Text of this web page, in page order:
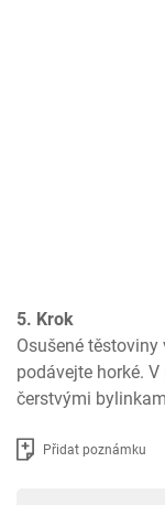
5. Krok
Osušené
podávejte horké.
čerstvými
Přidat poznámku